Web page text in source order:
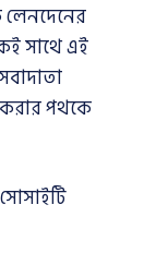
সাথে এই
করার পথকে